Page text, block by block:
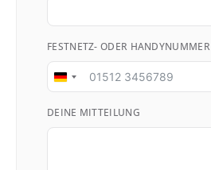
FESTNETZ- ODER HANDYNUMMER
Germany
DEINE MITTEILUNG